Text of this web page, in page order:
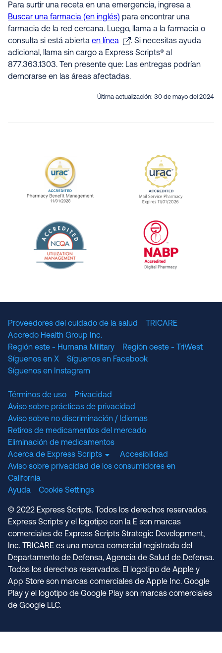
Para surtir una receta en una emergencia, ingresa a
Buscar una farmacia (en inglés) para encontrar una
farmacia de la red cercana. Luego, llama a la farmacia o
consulta si está abierta en línea
. Si necesitas ayuda
adicional, llama sin cargo a Express Scripts® al
877.363.1303. Ten presente que: Las entregas podrían
demorarse en las áreas afectadas.
Última actualización: 30 de mayo del 2024
URAC Accredited Pharmacy Benefit
URAC
Proveedores del cuidado de la salud
TRICARE
Accredo Health Group Inc.
Región este - Humana Military
Región oeste - TriWest
Síguenos en X
Síguenos en Facebook
Síguenos en Instagram
Términos de uso
Privacidad
Aviso sobre prácticas de privacidad
Aviso sobre no discriminación / Idiomas
Retiros de medicamentos del mercado
Eliminación de medicamentos
Acerca de Express Scripts
Accesibilidad
Aviso sobre privacidad de los consumidores en
California
Ayuda
Cookie Settings
© 2022 Express Scripts. Todos los derechos reservados.
Express Scripts y el logotipo con la E son marcas
comerciales de Express Scripts Strategic Development,
Inc. TRICARE es una marca comercial registrada del
Departamento de Defensa, Agencia de Salud de Defensa.
Todos los derechos reservados. El logotipo de Apple y
App Store son marcas comerciales de Apple Inc. Google
Play y el logotipo de Google Play son marcas comerciales
de Google LLC.